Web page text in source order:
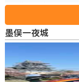
す。花見期間中はライト
墨俣一夜城